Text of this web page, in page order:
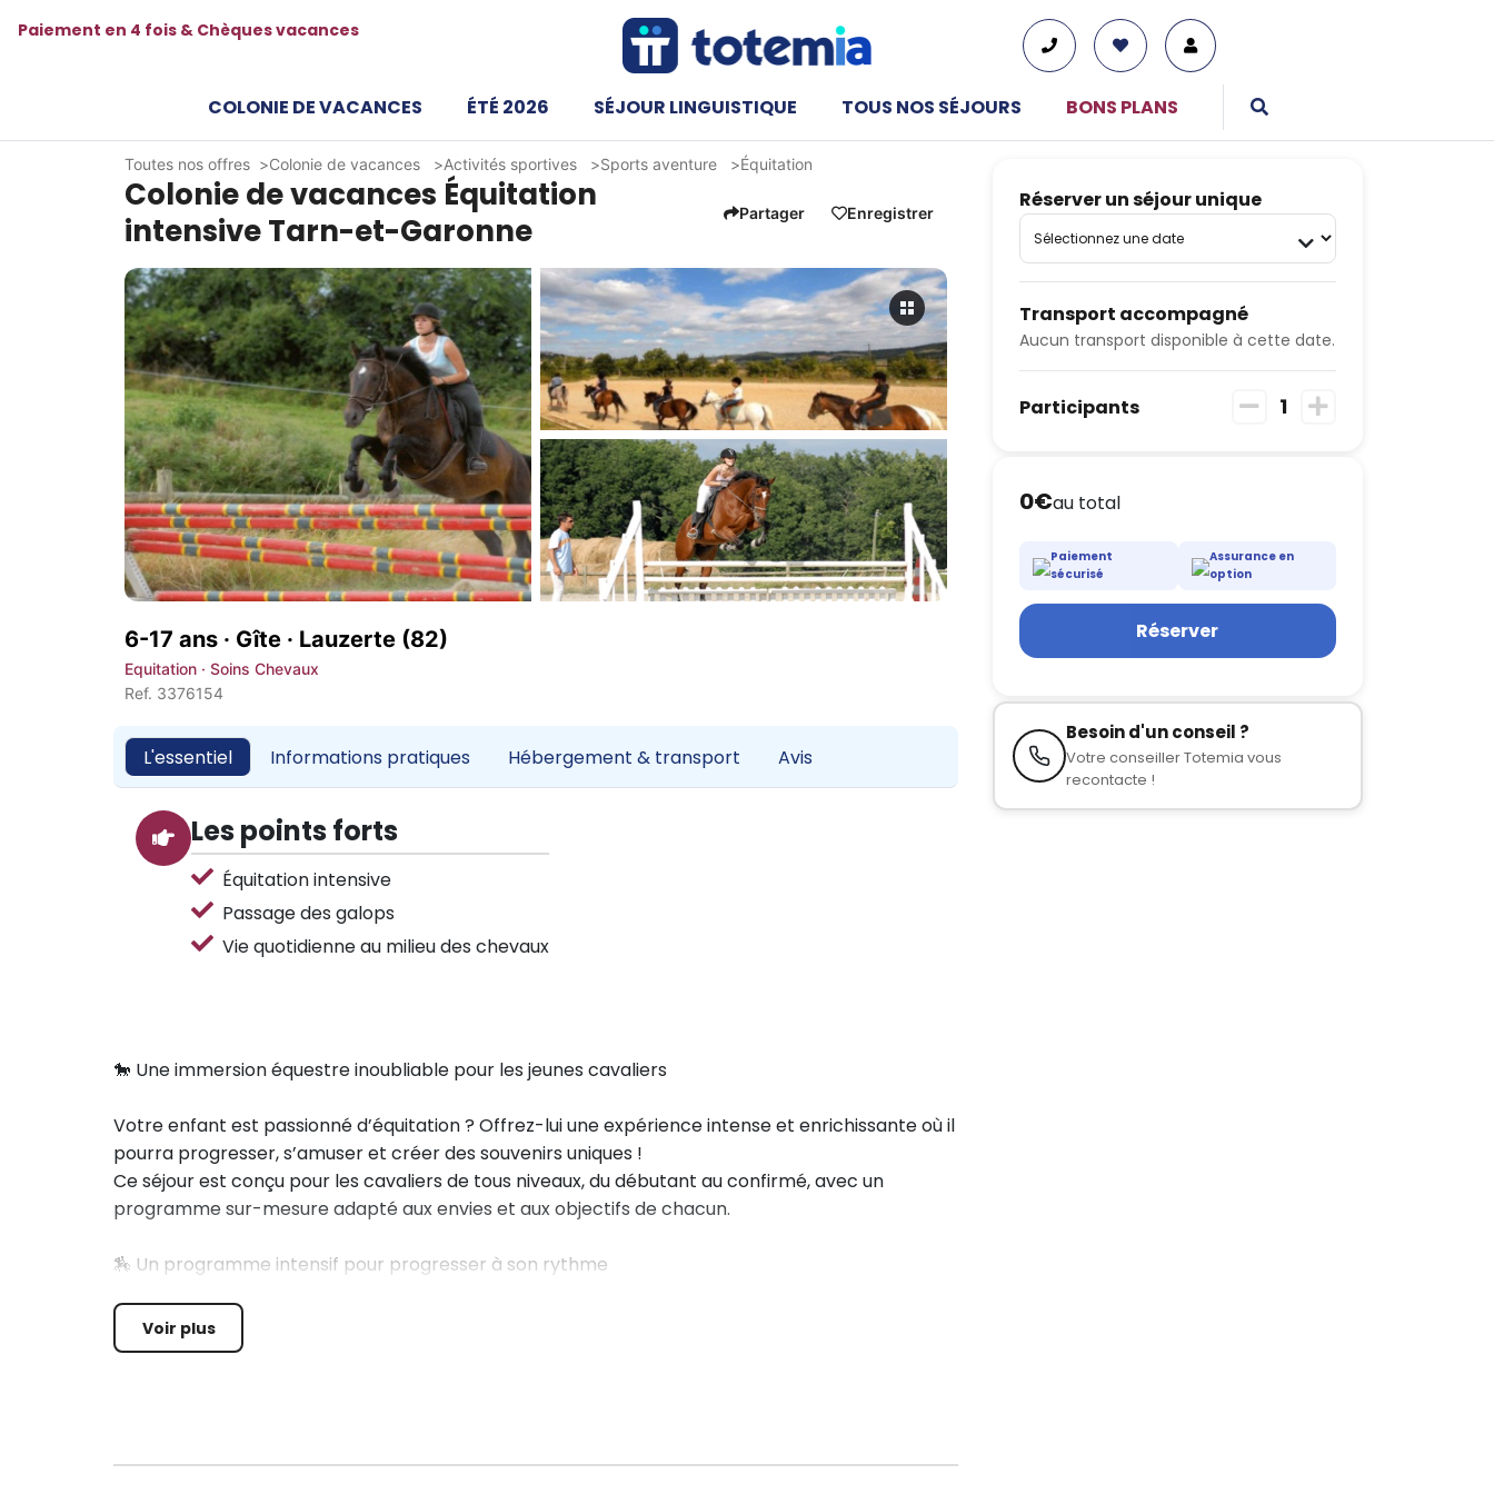
Paiement en 4 fois & Chèques vacances
COLONIE DE VACANCES ÉTÉ 2026 SÉJOUR LINGUISTIQUE TOUS NOS SÉJOURS BONS PLANS
01 76 38 10 92
Du lundi au vendredi : 9h30-13h et 14h-19h
Le samedi : 10h-17h
Toutes nos offres Colonie de vacances Activités sportives Sports aventure Équitation
Colonie de vacances Équitation
intensive Tarn-et-Garonne
Partager Enregistrer
6-17 ans · Gîte · Lauzerte (82)
Equitation · Soins Chevaux
Ref. 3376154
L'essentiel Informations pratiques Hébergement & transport Avis
Les points forts
Équitation intensive
Passage des galops
Vie quotidienne au milieu des chevaux
🐎 Une immersion équestre inoubliable pour les jeunes cavaliers
Votre enfant est passionné d’équitation ? Offrez-lui une expérience intense et enrichissante où il
pourra progresser, s’amuser et créer des souvenirs uniques !
Ce séjour est conçu pour les cavaliers de tous niveaux, du débutant au confirmé, avec un
programme sur-mesure adapté aux envies et aux objectifs de chacun.
🏇 Un programme intensif pour progresser à son rythme
Chaque jour, deux séances d’équitation de 2 heures avec des moniteurs expérimentés :
Ateliers spéciaux : voltige, jeux équestres, atelier découverte des nouvelles activités équestres et
Voir plus
Réserver un séjour unique
Transport accompagné
Aucun transport disponible à cette date.
Participants 1
0€au total
Paiement
sécurisé
Assurance en
option
Réserver
Besoin d'un conseil ?
Votre conseiller Totemia vous
recontacte !